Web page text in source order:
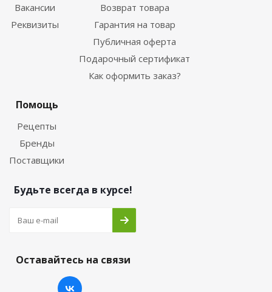
Вакансии
Реквизиты
Возврат товара
Гарантия на товар
Публичная оферта
Подарочный сертификат
Как оформить заказ?
Помощь
Рецепты
Бренды
Поставщики
Будьте всегда в курсе!
Оставайтесь на связи